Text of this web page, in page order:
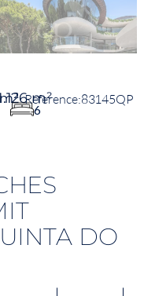
m²
6
83145QP
DO